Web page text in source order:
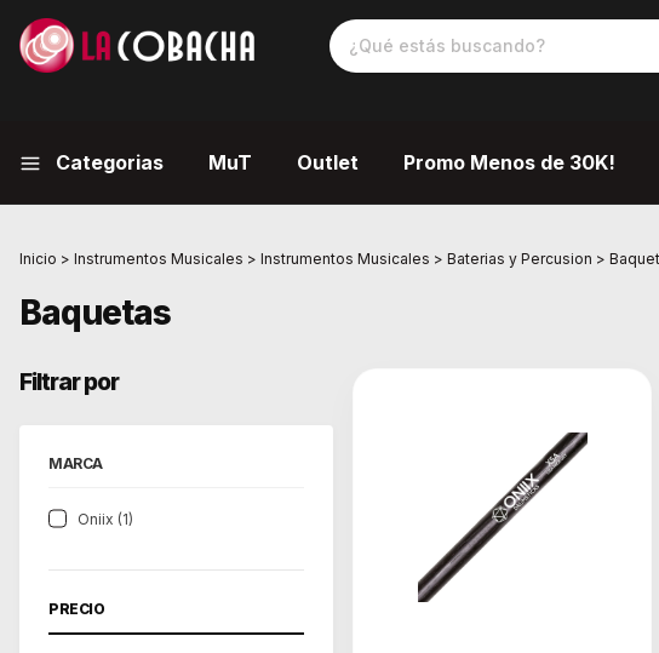
Categorias MuT Outlet Promo Menos de 30K!
Inicio > Instrumentos Musicales > Instrumentos Musicales > Baterias y Percusion >
Baquetas
Filtrar por
MARCA
Oniix (1)
PRECIO